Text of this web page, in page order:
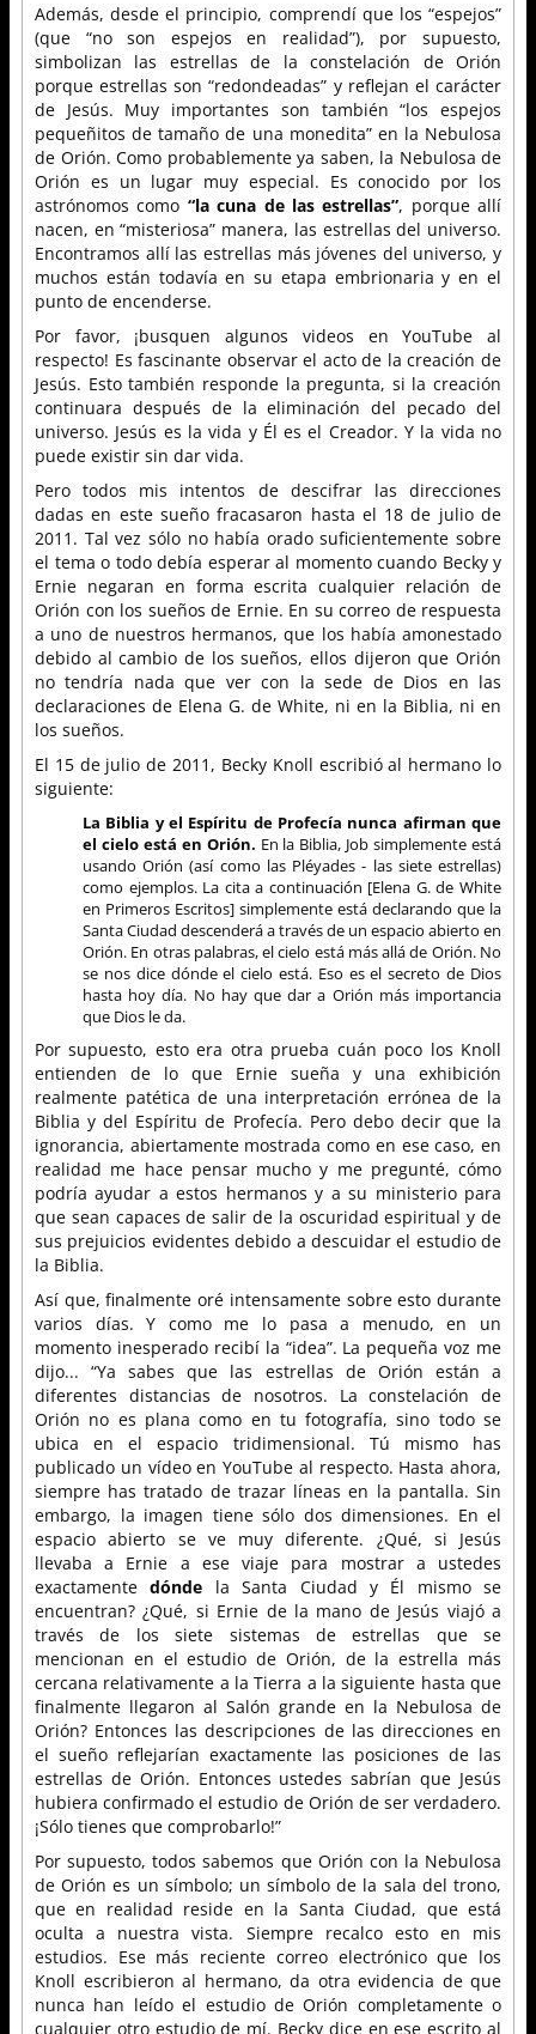
Además, desde el principio, comprendí que los “espejos”
(que “no son espejos en realidad”), por supuesto,
simbolizan las estrellas de la constelación de Orión
porque estrellas son “redondeadas” y reflejan el carácter
de Jesús. Muy importantes son también “los espejos
pequeñitos de tamaño de una monedita” en la Nebulosa
de Orión. Como probablemente ya saben, la Nebulosa de
Orión es un lugar muy especial. Es conocido por los
astrónomos como “la cuna de las estrellas”, porque allí
nacen, en “misteriosa” manera, las estrellas del universo.
Encontramos allí las estrellas más jóvenes del universo, y
muchos están todavía en su etapa embrionaria y en el
punto de encenderse.
Por favor, ¡busquen algunos videos en YouTube al
respecto! Es fascinante observar el acto de la creación de
Jesús. Esto también responde la pregunta, si la creación
continuara después de la eliminación del pecado del
universo. Jesús es la vida y Él es el Creador. Y la vida no
puede existir sin dar vida.
Pero todos mis intentos de descifrar las direcciones
dadas en este sueño fracasaron hasta el 18 de julio de
2011. Tal vez sólo no había orado suficientemente sobre
el tema o todo debía esperar al momento cuando Becky y
Ernie negaran en forma escrita cualquier relación de
Orión con los sueños de Ernie. En su correo de respuesta
a uno de nuestros hermanos, que los había amonestado
debido al cambio de los sueños, ellos dijeron que Orión
no tendría nada que ver con la sede de Dios en las
declaraciones de Elena G. de White, ni en la Biblia, ni en
los sueños.
El 15 de julio de 2011, Becky Knoll escribió al hermano lo
siguiente:
La Biblia y el Espíritu de Profecía nunca afirman que
el cielo está en Orión. En la Biblia, Job simplemente está
usando Orión (así como las Pléyades - las siete estrellas)
como ejemplos. La cita a continuación [Elena G. de White
en Primeros Escritos] simplemente está declarando que la
Santa Ciudad descenderá a través de un espacio abierto en
Orión. En otras palabras, el cielo está más allá de Orión. No
se nos dice dónde el cielo está. Eso es el secreto de Dios
hasta hoy día. No hay que dar a Orión más importancia
que Dios le da.
Por supuesto, esto era otra prueba cuán poco los Knoll
entienden de lo que Ernie sueña y una exhibición
realmente patética de una interpretación errónea de la
Biblia y del Espíritu de Profecía. Pero debo decir que la
ignorancia, abiertamente mostrada como en ese caso, en
realidad me hace pensar mucho y me pregunté, cómo
podría ayudar a estos hermanos y a su ministerio para
que sean capaces de salir de la oscuridad espiritual y de
sus prejuicios evidentes debido a descuidar el estudio de
la Biblia.
Así que, finalmente oré intensamente sobre esto durante
varios días. Y como me lo pasa a menudo, en un
momento inesperado recibí la “idea”. La pequeña voz me
dijo... “Ya sabes que las estrellas de Orión están a
diferentes distancias de nosotros. La constelación de
Orión no es plana como en tu fotografía, sino todo se
ubica en el espacio tridimensional. Tú mismo has
publicado un vídeo en YouTube al respecto. Hasta ahora,
siempre has tratado de trazar líneas en la pantalla. Sin
embargo, la imagen tiene sólo dos dimensiones. En el
espacio abierto se ve muy diferente. ¿Qué, si Jesús
llevaba a Ernie a ese viaje para mostrar a ustedes
exactamentedónde la Santa Ciudad y Él mismo se
encuentran? ¿Qué, si Ernie de la mano de Jesús viajó a
través de los siete sistemas de estrellas que se
mencionan en el estudio de Orión, de la estrella más
cercana relativamente a la Tierra a la siguiente hasta que
finalmente llegaron al Salón grande en la Nebulosa de
Orión? Entonces las descripciones de las direcciones en
el sueño reflejarían exactamente las posiciones de las
estrellas de Orión. Entonces ustedes sabrían que Jesús
hubiera confirmado el estudio de Orión de ser verdadero.
¡Sólo tienes que comprobarlo!”
Por supuesto, todos sabemos que Orión con la Nebulosa
de Orión es un símbolo; un símbolo de la sala del trono,
que en realidad reside en la Santa Ciudad, que está
oculta a nuestra vista. Siempre recalco esto en mis
estudios. Ese más reciente correo electrónico que los
Knoll escribieron al hermano, da otra evidencia de que
nunca han leído el estudio de Orión completamente o
cualquier otro estudio de mí. Becky dice en ese escrito al